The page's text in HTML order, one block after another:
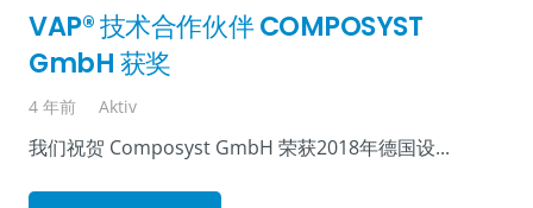
VAP® 技术合作伙伴 COMPOSYST
GmbH 获奖
4 年前 Aktiv
我们祝贺 Composyst GmbH 荣获2018年德国设...